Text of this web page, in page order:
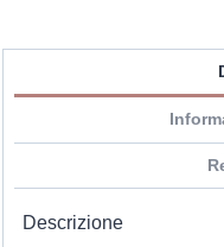
Descrizione